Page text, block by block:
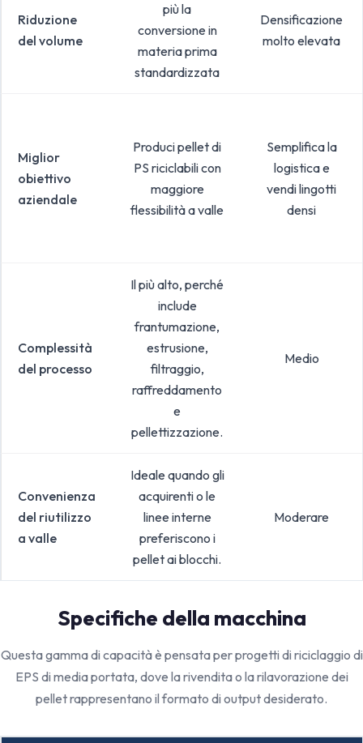
Riduzione
del volume
più la
conversione in
materia prima
standardizzata
Densificazione
molto elevata
Miglior
obiettivo
aziendale
Produci pellet di
PS riciclabili con
maggiore
flessibilità a valle
Semplifica la
logistica e
vendi lingotti
densi
Complessità
del processo
Il più alto, perché
include
frantumazione,
estrusione,
filtraggio,
raffreddamento
e
pellettizzazione.
Medio
Convenienza
del riutilizzo
a valle
Ideale quando gli
acquirenti o le
linee interne
preferiscono i
pellet ai blocchi.
Moderare
Specifiche della macchina
Questa gamma di capacità è pensata per progetti di riciclaggio di
EPS di media portata, dove la rivendita o la rilavorazione dei
pellet rappresentano il formato di output desiderato.